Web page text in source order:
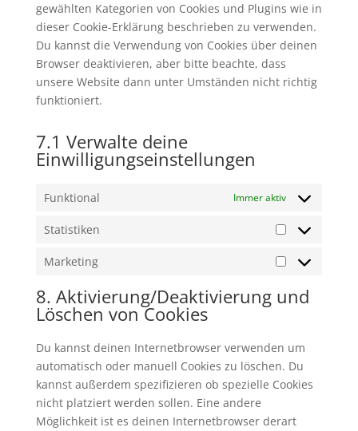
gewählten Kategorien von Cookies und Plugins wie in
dieser Cookie-Erklärung beschrieben zu verwenden.
Du kannst die Verwendung von Cookies über deinen
Browser deaktivieren, aber bitte beachte, dass
unsere Website dann unter Umständen nicht richtig
funktioniert.
7.1 Verwalte deine
Einwilligungseinstellungen
Funktional Immer aktiv
Statistiken
Statistiken
Marketing
Marketing
8. Aktivierung/Deaktivierung und
Löschen von Cookies
Du kannst deinen Internetbrowser verwenden um
automatisch oder manuell Cookies zu löschen. Du
kannst außerdem spezifizieren ob spezielle Cookies
nicht platziert werden sollen. Eine andere
Möglichkeit ist es deinen Internetbrowser derart